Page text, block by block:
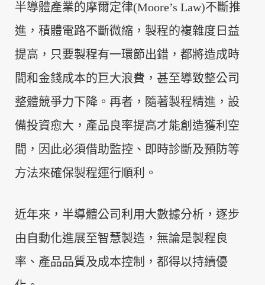
半導體產業的摩爾定律(Moore’s Law)不斷推
進，積體電路不斷微縮，製程的複雜度日益
提高，只要製程有一環節出錯，都將造成時
間和金錢成本的巨大浪費，甚至導致整公司
整體競爭力下降。再者，隨著製程精進，設
備投資愈大，產品良率提高才能創造獲利空
間，因此必須借助監控、即時診斷及預防等
方法來確保製程運行順利。
近年來，半導體公司利用大數據分析，逐步
由自動化進展至智慧製造，無論是製程良
率、產品品質及成本控制，都得以持續優